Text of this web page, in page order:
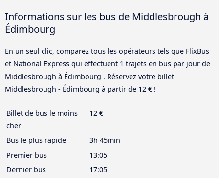
Informations sur les bus de Middlesbrough à
Édimbourg
En un seul clic, comparez tous les opérateurs tels que FlixBus
et National Express qui effectuent 1 trajets en bus par jour de
Middlesbrough à Édimbourg . Réservez votre billet
Middlesbrough - Édimbourg à partir de 12 € !
Billet de bus le moins
cher
12 €
Bus le plus rapide
3h 45min
Premier bus
13:05
Dernier bus
17:05